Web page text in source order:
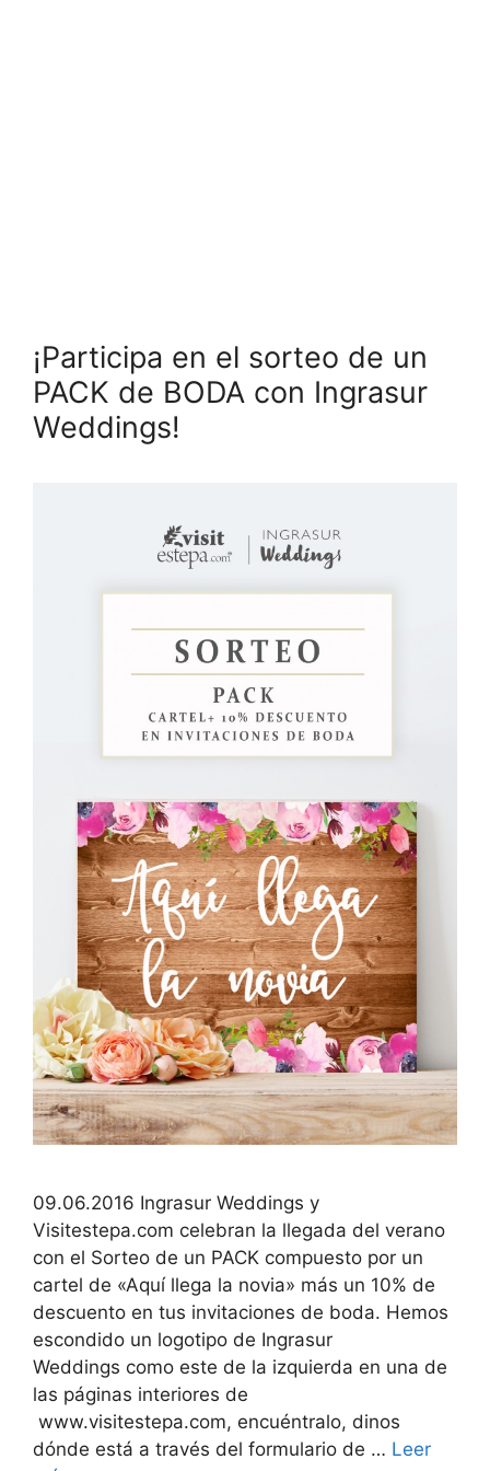
¡Participa en el sorteo de un
PACK de BODA con Ingrasur
Weddings!
09.06.2016 Ingrasur Weddings y
Visitestepa.com celebran la llegada del verano
con el Sorteo de un PACK compuesto por un
cartel de «Aquí llega la novia» más un 10% de
descuento en tus invitaciones de boda. Hemos
escondido un logotipo de Ingrasur
Weddings como este de la izquierda en una de
las páginas interiores de
www.visitestepa.com, encuéntralo, dinos
dónde está a través del formulario de … Leer